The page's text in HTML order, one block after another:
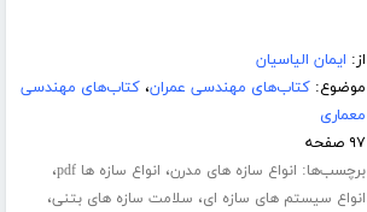
از: ایمان الیاسیان
موضوع:کتاب‌های مهندسی عمران،کتاب‌های مهندسی
معماری
۹۷ صفحه
برچسب‌ها: انواع سازه های مدرن، انواع سازه ها pdf ،
انواع سیستم های سازه ای، سلامت سازه های بتنی،